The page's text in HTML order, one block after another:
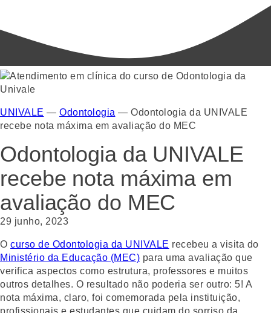
UNIVALE — Odontologia — Odontologia da UNIVALE
recebe nota máxima em avaliação do MEC
Odontologia da UNIVALE
recebe nota máxima em
avaliação do MEC
29 junho, 2023
O curso de Odontologia da UNIVALE recebeu a visita do
Ministério da Educação (MEC) para uma avaliação que
verifica aspectos como estrutura, professores e muitos
outros detalhes. O resultado não poderia ser outro: 5! A
nota máxima, claro, foi comemorada pela instituição,
profissionais e estudantes que cuidam do sorriso da